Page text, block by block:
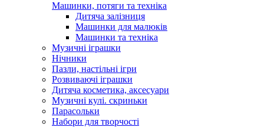
Машинки, потяги та техніка
Дитяча залізниця
Машинки для малюків
Машинки та техніка
Музичні іграшки
Нічники
Пазли, настільні ігри
Розвиваючі іграшки
Дитяча косметика, аксесуари
Музичні кулі. скриньки
Парасольки
Набори для творчості